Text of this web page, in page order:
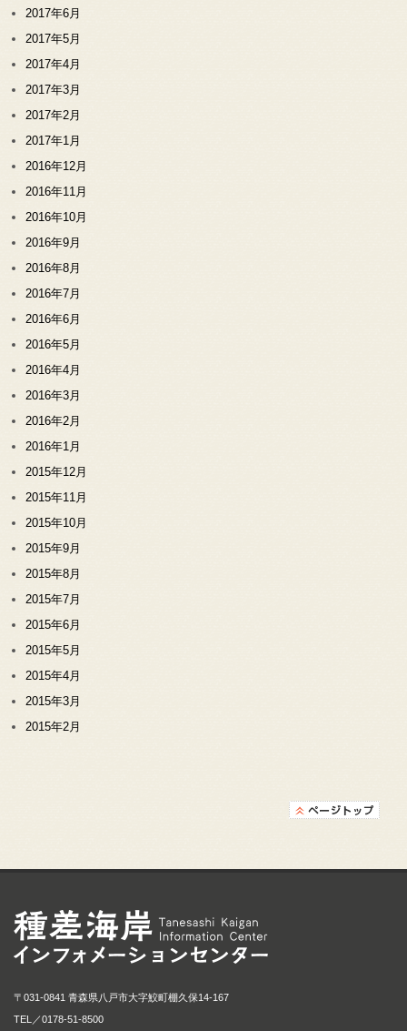
2017年6月
2017年5月
2017年4月
2017年3月
2017年2月
2017年1月
2016年12月
2016年11月
2016年10月
2016年9月
2016年8月
2016年7月
2016年6月
2016年5月
2016年4月
2016年3月
2016年2月
2016年1月
2015年12月
2015年11月
2015年10月
2015年9月
2015年8月
2015年7月
2015年6月
2015年5月
2015年4月
2015年3月
2015年2月
〒031-0841 青森県八戸市大字鮫町棚久保14-167
TEL／0178-51-8500